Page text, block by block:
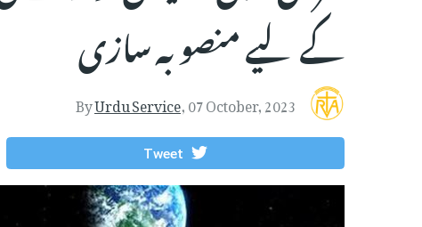
کے لیے منصوبہ سازی
ByUrdu Service,07 October, 2023
Tweet